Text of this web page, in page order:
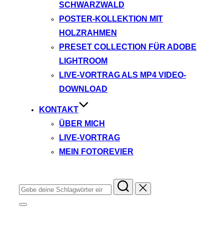
SCHWARZWALD
POSTER-KOLLEKTION MIT
HOLZRAHMEN
PRESET COLLECTION FÜR ADOBE
LIGHTROOM
LIVE-VORTRAG ALS MP4 VIDEO-
DOWNLOAD
KONTAKT
ÜBER MICH
LIVE-VORTRAG
MEIN FOTOREVIER
Suchen
nach:
Seitenleiste